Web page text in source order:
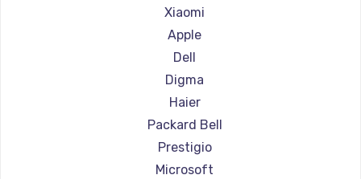
Ремонт ноутбуков Irbis
Ремонт ноутбуков Thunderobot
Ремонт ноутбуков Hasee
Ремонт ноутбуков ZTE
Ремонт ноутбуков Hiper
Ремонт ноутбуков Evga
Ремонт ноутбуков Google
Ремонт ноутбуков Echips
Xiaomi
Apple
Dell
Digma
Haier
Packard Bell
Prestigio
Microsoft